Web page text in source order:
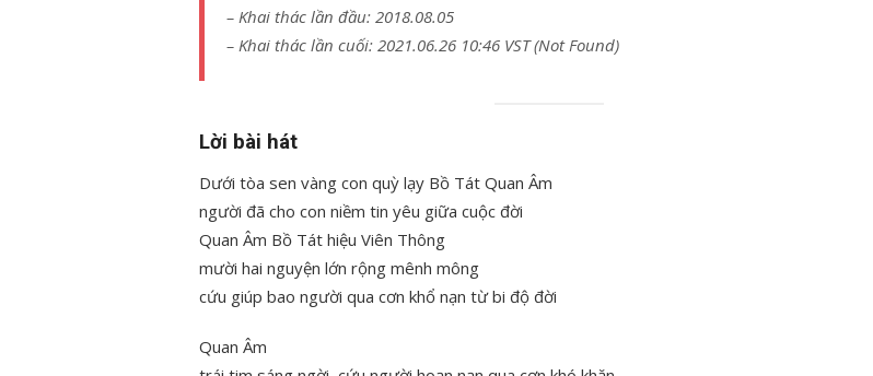
– Khai thác lần đầu: 2018.08.05
– Khai thác lần cuối: 2021.06.26 10:46 VST (Not Found)
Lời bài hát
Dưới tòa sen vàng con quỳ lạy Bồ Tát Quan Âm
người đã cho con niềm tin yêu giữa cuộc đời
Quan Âm Bồ Tát hiệu Viên Thông
mười hai nguyện lớn rộng mênh mông
cứu giúp bao người qua cơn khổ nạn từ bi độ đời
Quan Âm